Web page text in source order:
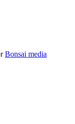
Bonsai media